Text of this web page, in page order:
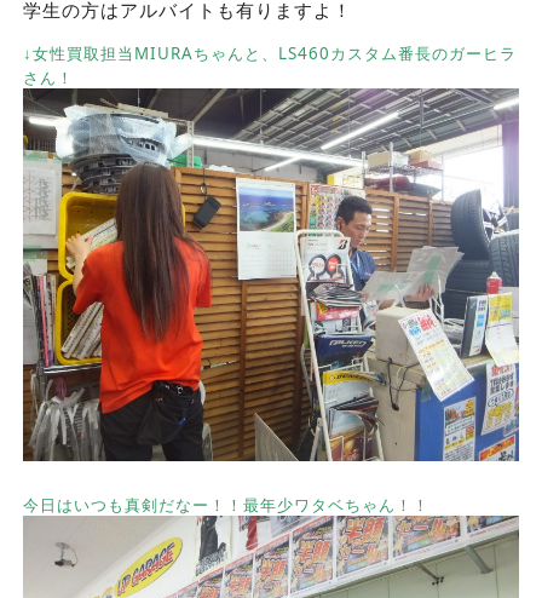
学生の方はアルバイトも有りますよ！
↓女性買取担当MIURAちゃんと、LS460カスタム番長のガーヒラ
さん！
今日はいつも真剣だなー！！最年少ワタベちゃん！！